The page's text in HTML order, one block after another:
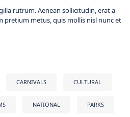
rutrum. Aenean sollicitudin, erat a
pretium metus, quis mollis nisl nunc et
CARNIVALS CULTURAL
NATIONAL PARKS